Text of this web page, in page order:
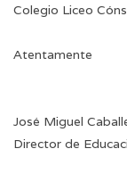
Colegio Liceo
Atentamente
José Miguel
Director de